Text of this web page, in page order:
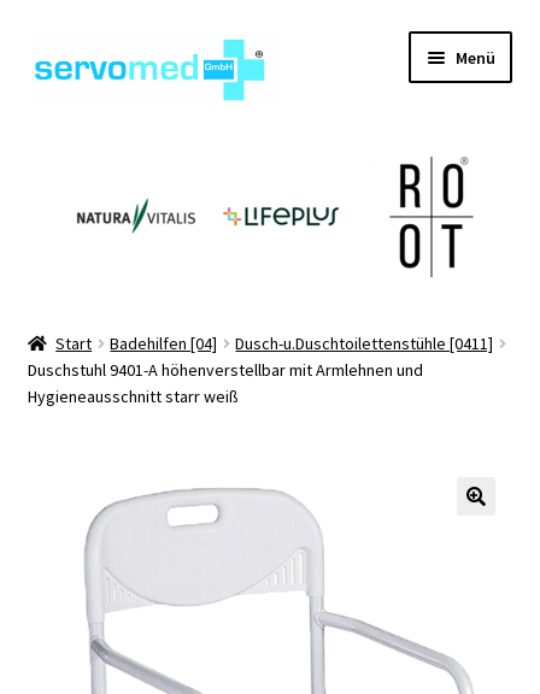
Navigation
Inhalt
Menü
öffnen
Pflegehilfsmittel
öffnen
Informationen
Start Badehilfen [04]
Dusch-u.Duschtoilettenstühle [0411]
Duschstuhl 9401-A höhenverstellbar mit Armlehnen und
Hygieneausschnitt starr weiß